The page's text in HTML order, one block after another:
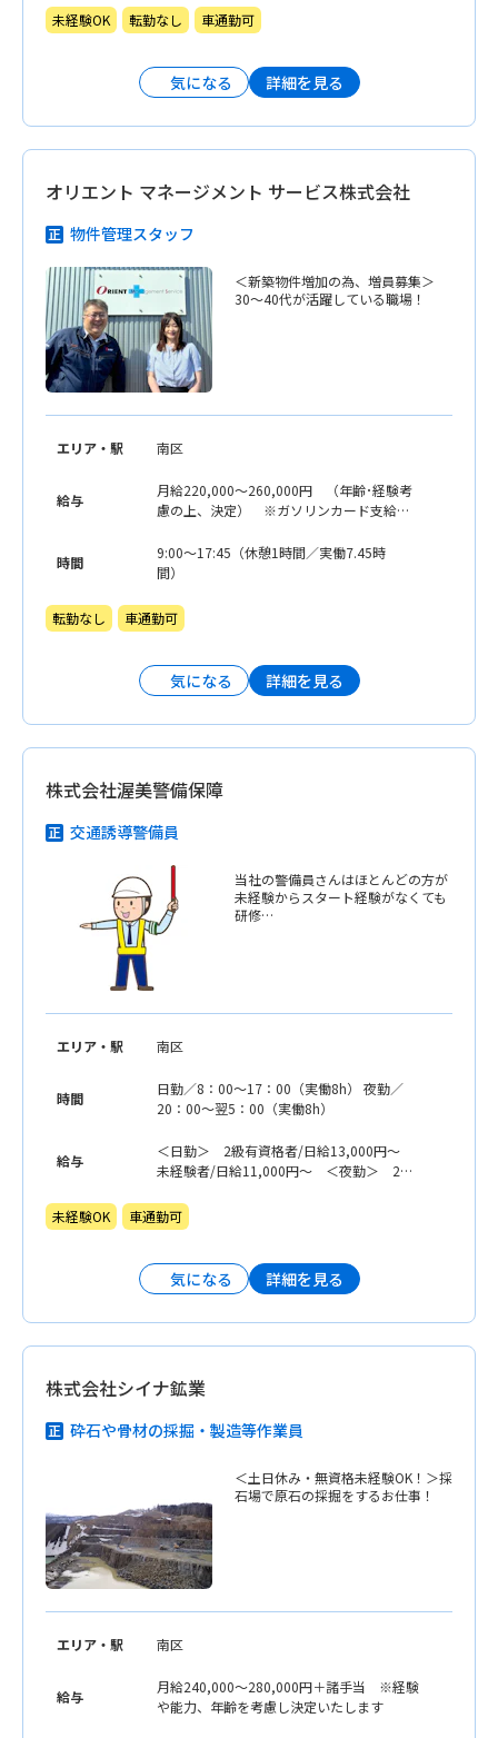
未経験OK 転勤なし 車通勤可
気になる 詳細を見る
オリエント マネージメント サービス株式会社
物件管理スタッフ
＜新築物件増加の為、増員募集＞
30〜40代が活躍している職場！
エリア・駅 南区
給与
月給220,000〜260,000円 （年齢･経験考
慮の上、決定） ※ガソリンカード支給
時間
9:00〜17:45（休憩1時間／実働7.45時
間）
転勤なし 車通勤可
気になる 詳細を見る
株式会社渥美警備保障
交通誘導警備員
当社の警備員さんはほとんどの方が
未経験からスタート経験がなくても
研修…
エリア・駅 南区
時間
日勤／8：00〜17：00（実働8h） 夜勤／
20：00〜翌5：00（実働8h）
給与
＜日勤＞ 2級有資格者/日給13,000円〜
未経験者/日給11,000円〜 ＜夜勤＞ 2級
13,500円〜 ※各規定有､日払いOK ※運
転手当別途支給
未経験OK 車通勤可
気になる 詳細を見る
株式会社シイナ鉱業
砕石や骨材の採掘・製造等作業員
＜土日休み・無資格未経験OK！＞採
石場で原石の採掘をするお仕事！
エリア・駅 南区
給与
月給240,000〜280,000円＋諸手当 ※経験
や能力、年齢を考慮し決定いたします